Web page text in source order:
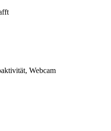
Webcam